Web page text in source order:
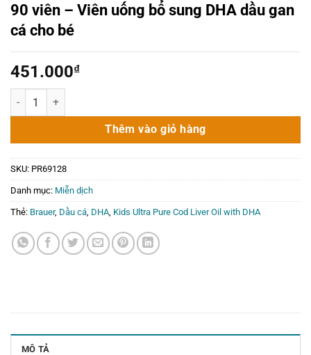
90 viên – Viên uống bổ sung DHA dầu gan
cá cho bé
451.000₫
Baby Kids Ultra Pure Cod Liver Oil Brauer 90 viên - Viên uống bổ
Thêm vào giỏ hàng
SKU: PR69128
Danh mục: Miễn dịch
Thẻ: Brauer, Dầu cá, DHA, Kids Ultra Pure Cod Liver Oil with DHA
MÔ TẢ